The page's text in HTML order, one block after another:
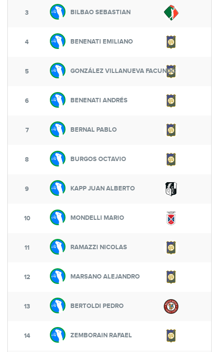
3 BILBAO SEBASTIAN
4 BENENATI EMILIANO
5 GONZÁLEZ VILLANUEVA FACUNDO
6 BENENATI ANDRÉS
7 BERNAL PABLO
8 BURGOS OCTAVIO
9 KAPP JUAN ALBERTO
10 MONDELLI MARIO
11 RAMAZZI NICOLAS
12 MARSANO ALEJANDRO
13 BERTOLDI PEDRO
14 ZEMBORAIN RAFAEL